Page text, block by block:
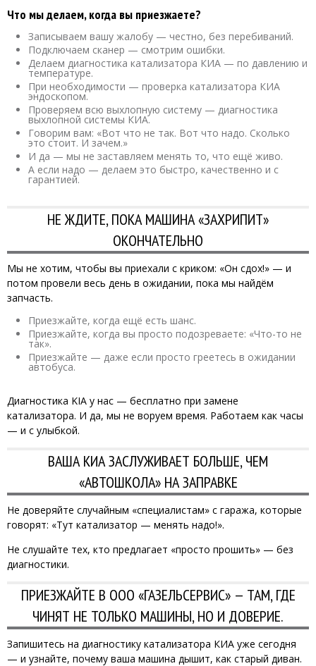
Что мы делаем, когда вы приезжаете?
Записываем вашу жалобу — честно, без перебиваний.
Подключаем сканер — смотрим ошибки.
Делаем диагностика катализатора КИА — по давлению и
температуре.
При необходимости — проверка катализатора КИА
эндоскопом.
Проверяем всю выхлопную систему — диагностика
выхлопной системы КИА.
Говорим вам: «Вот что не так. Вот что надо. Сколько
это стоит. И зачем.»
И да — мы не заставляем менять то, что ещё живо.
А если надо — делаем это быстро, качественно и с
гарантией.
НЕ ЖДИТЕ, ПОКА МАШИНА «ЗАХРИПИТ»
ОКОНЧАТЕЛЬНО
Мы не хотим, чтобы вы приехали с криком: «Он сдох!» — и
потом провели весь день в ожидании, пока мы найдём
запчасть.
Приезжайте, когда ещё есть шанс.
Приезжайте, когда вы просто подозреваете: «Что-то не
так».
Приезжайте — даже если просто греетесь в ожидании
автобуса.
Диагностика KIA у нас — бесплатно при замене
катализатора. И да, мы не воруем время. Работаем как часы
— и с улыбкой.
ВАША КИА ЗАСЛУЖИВАЕТ БОЛЬШЕ, ЧЕМ
«АВТОШКОЛА» НА ЗАПРАВКЕ
Не доверяйте случайным «специалистам» с гаража, которые
говорят: «Тут катализатор — менять надо!».
Не слушайте тех, кто предлагает «просто прошить» — без
диагностики.
ПРИЕЗЖАЙТЕ В ООО «ГАЗЕЛЬСЕРВИС» — ТАМ, ГДЕ
ЧИНЯТ НЕ ТОЛЬКО МАШИНЫ, НО И ДОВЕРИЕ.
Запишитесь на диагностику катализатора КИА уже сегодня
— и узнайте, почему ваша машина дышит, как старый диван.